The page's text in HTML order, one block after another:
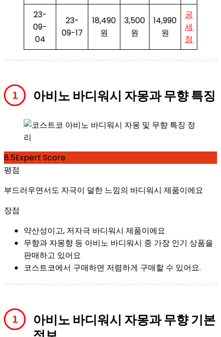
23-
09-
04
23-
09-17
18,490
원
3,500
원
14,990
원
공
세
점
아비노 바디워시 자몽과 무향 특징
8.5Expert Score
평점
부드러우면서도 자극이 덜한 느낌의 바디워시 제품이에요
장점
약산성이고, 저자극 바디워시 제품이에요
무향과 자몽향 등 아비노 바디워시 중 가장 인기 상품을
판매하고 있어요
코스트코에서 구매하면 저렴하게 구매할 수 있어요.
아비노 바디워시 자몽과 무향 기본